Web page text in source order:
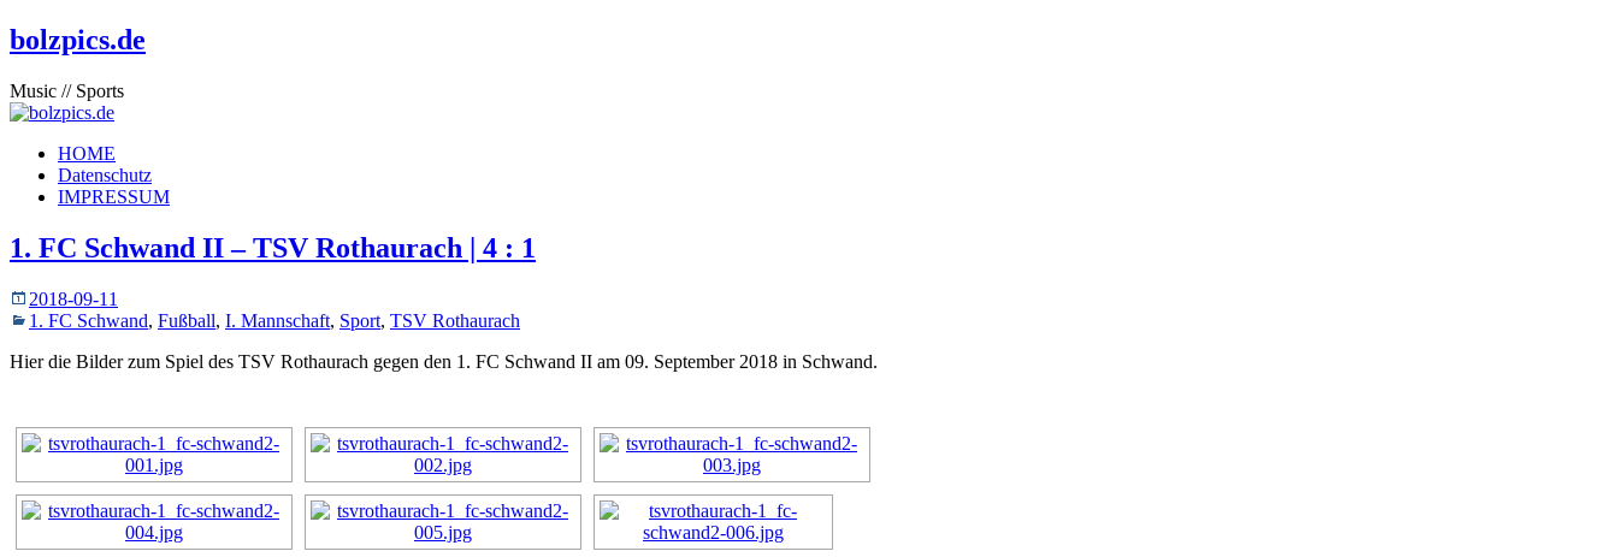
bolzpics.de
Music // Sports
HOME
Datenschutz
IMPRESSUM
1. FC Schwand II – TSV Rothaurach | 4 : 1
2018-09-11
1. FC Schwand, Fußball, I. Mannschaft, Sport, TSV Rothaurach
Hier die Bilder zum Spiel des TSV Rothaurach gegen den 1. FC Schwand II am 09. September 2018 in Schwand.